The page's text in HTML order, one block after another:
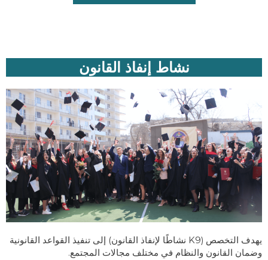
نشاط إنفاذ القانون
يهدف التخصص (K9 نشاطًا لإنفاذ القانون) إلى تنفيذ القواعد القانونية
وضمان القانون والنظام في مختلف مجالات المجتمع.